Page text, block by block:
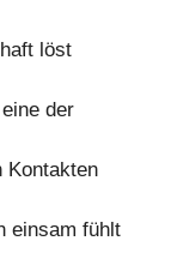
löst
der
Kontakten
einsam fühlt